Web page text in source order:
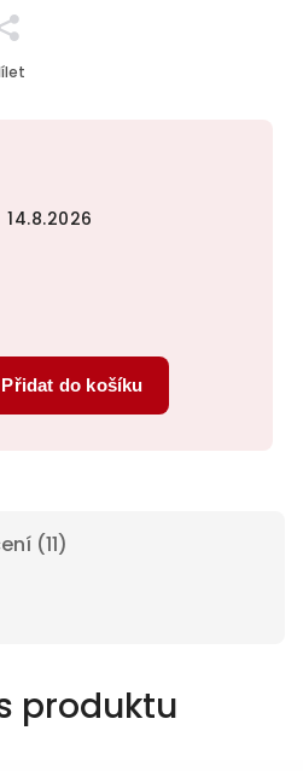
Přidat do košíku
14.8.2026
(11)
produktu